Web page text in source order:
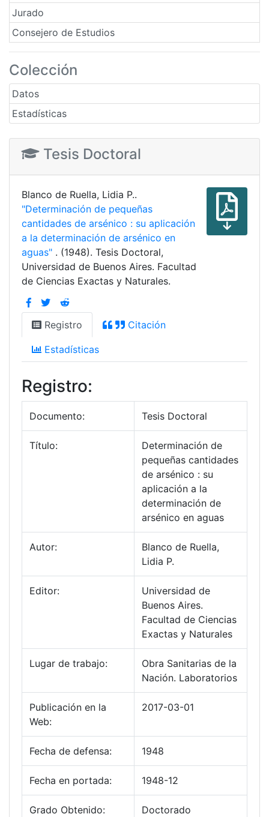
Jurado
Consejero de Estudios
Colección
Datos
Estadísticas
Tesis Doctoral
Blanco de Ruella, Lidia P..
"Determinación de pequeñas
cantidades de arsénico : su aplicación
a la determinación de arsénico en
aguas" . (1948). Tesis Doctoral,
Universidad de Buenos Aires. Facultad
de Ciencias Exactas y Naturales.
Registro Citación
Estadísticas
Registro:
Documento: Tesis Doctoral
Título:
Determinación de
pequeñas cantidades
de arsénico : su
aplicación a la
determinación de
arsénico en aguas
Autor:
Blanco de Ruella,
Lidia P.
Editor:
Universidad de
Buenos Aires.
Facultad de Ciencias
Exactas y Naturales
Lugar de trabajo:
Obra Sanitarias de la
Nación. Laboratorios
Publicación en la
Web:
2017-03-01
Fecha de defensa: 1948
Fecha en portada: 1948-12
Grado Obtenido: Doctorado